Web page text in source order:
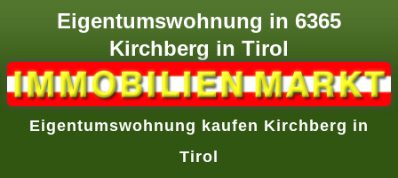
Eigentumswohnung in 6365
Kirchberg in Tirol
Eigentumswohnung kaufen Kirchberg in
Tirol